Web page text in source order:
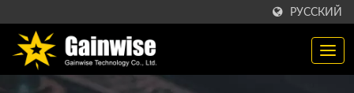
РУССКИЙ